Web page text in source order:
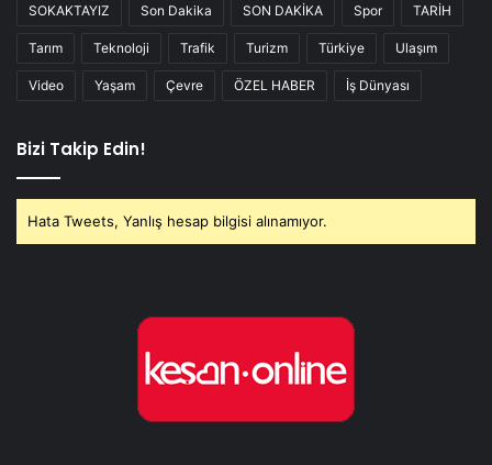
SOKAKTAYIZ Son Dakika SON DAKİKA Spor TARİH
Tarım Teknoloji Trafik Turizm Türkiye Ulaşım
Video Yaşam Çevre ÖZEL HABER İş Dünyası
Bizi Takip Edin!
Hata Tweets, Yanlış hesap bilgisi alınamıyor.